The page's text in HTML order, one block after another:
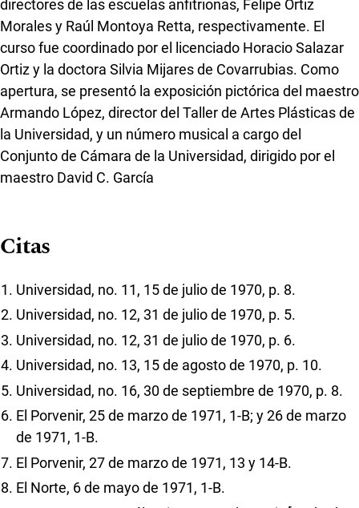
directores de las escuelas anfitrionas, Felipe Ortiz
Morales y Raúl Montoya Retta, respectivamente. El
curso fue coordinado por el licenciado Horacio Salazar
Ortiz y la doctora Silvia Mijares de Covarrubias. Como
apertura, se presentó la exposición pictórica del maestro
Armando López, director del Taller de Artes Plásticas de
la Universidad, y un número musical a cargo del
Conjunto de Cámara de la Universidad, dirigido por el
maestro David C. García
Citas
Universidad, no. 11, 15 de julio de 1970, p. 8.
Universidad, no. 12, 31 de julio de 1970, p. 5.
Universidad, no. 12, 31 de julio de 1970, p. 6.
Universidad, no. 13, 15 de agosto de 1970, p. 10.
Universidad, no. 16, 30 de septiembre de 1970, p. 8.
El Porvenir, 25 de marzo de 1971, 1-B; y 26 de marzo
de 1971, 1-B.
El Porvenir, 27 de marzo de 1971, 13 y 14-B.
El Norte, 6 de mayo de 1971, 1-B.